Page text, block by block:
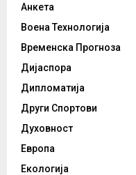
Анкета
Воена Технологија
Временска Прогноза
Дијаспора
Дипломатија
Други Спортови
Духовност
Европа
Екологија